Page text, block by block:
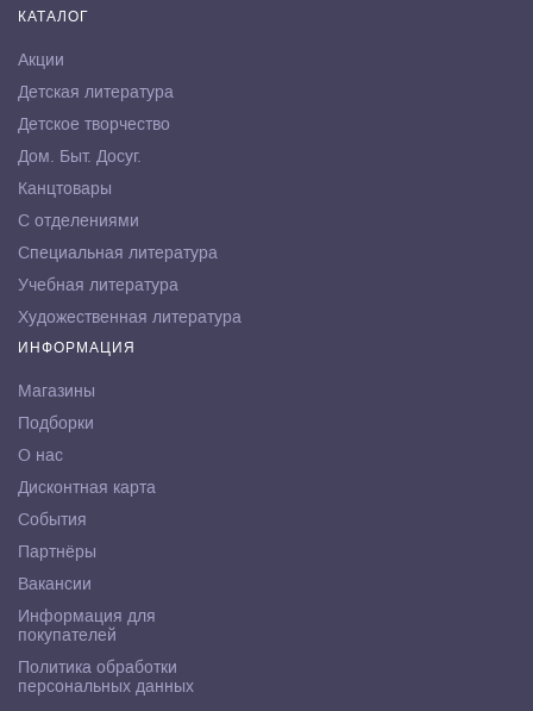
КАТАЛОГ
Акции
Детская литература
Детское творчество
Дом. Быт. Досуг.
Канцтовары
С отделениями
Специальная литература
Учебная литература
Художественная литература
ИНФОРМАЦИЯ
Магазины
Подборки
О нас
Дисконтная карта
События
Партнёры
Вакансии
Информация для
покупателей
Политика обработки
персональных данных